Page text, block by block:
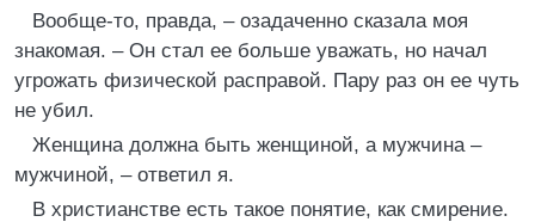
Вообще-то, правда, – озадаченно сказала моя
знакомая. – Он стал ее больше уважать, но начал
угрожать физической расправой. Пару раз он ее чуть
не убил.
Женщина должна быть женщиной, а мужчина –
мужчиной, – ответил я.
В христианстве есть такое понятие, как смирение.